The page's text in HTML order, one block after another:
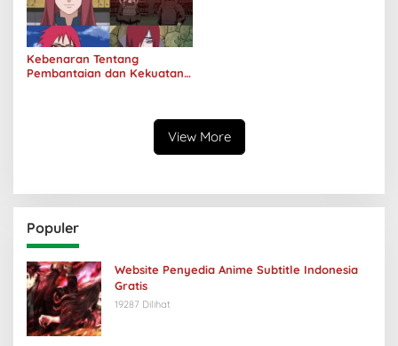
Kebenaran Tentang
Pembantaian dan Kekuatan
View More
Populer
Website Penyedia Anime Subtitle Indonesia
Gratis
19287 Dilihat